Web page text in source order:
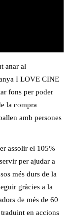
anar al
I LOVE CINE
fons per poder
la compra
amb persones
assolir el 105%
per ajudar a
més durs de la
gràcies a la
de més de 60
traduint en accions